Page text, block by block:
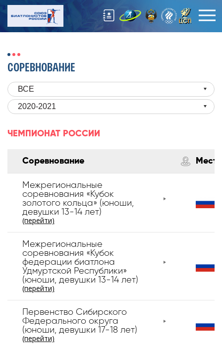
СОРЕВНОВАНИЕ
ВСЕ
2020-2021
ЧЕМПИОНАТ РОССИИ
Соревнование
Межрегиональные
соревнования «Кубок
золотого кольца» (юноши,
девушки 13-14 лет)
(перейти)
Межрегиональные
соревнования «Кубок
федерации биатлона
Удмуртской Республики»
(юноши, девушки 13-14 лет)
(перейти)
Первенство Сибирского
Федерального округа
(юноши, девушки 17-18 лет)
(перейти)